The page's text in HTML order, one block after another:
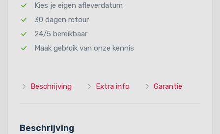
Kies je eigen afleverdatum
30 dagen retour
24/5 bereikbaar
Maak gebruik van onze kennis
Beschrijving Extra info Garantie
Beschrijving